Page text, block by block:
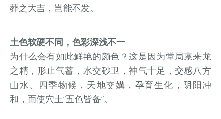
葬之大吉，岂能不发。
土色软硬不同，色彩深浅不一
为什么会有如此鲜艳的颜色？这是因为堂局禀来龙
之精，形止气蓄，水交砂卫，神气十足，交感八方
山水、四季物候，天地交媾，孕育生化，阴阳冲
和，而使穴土“五色皆备”。